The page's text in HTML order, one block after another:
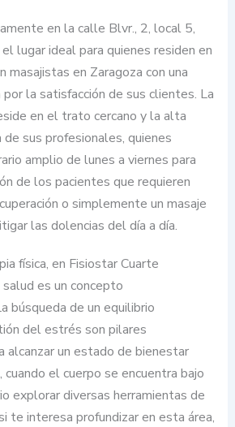
en la calle Blvr., 2, local 5,
lugar ideal para quienes residen en
masajistas en Zaragoza con una
la satisfacción de sus clientes. La
en el trato cercano y la alta
de sus profesionales, quienes
amplio de lunes a viernes para
de los pacientes que requieren
o simplemente un masaje
las dolencias del día a día.
física, en Fisiostar Cuarte
es un concepto
búsqueda de un equilibrio
del estrés son pilares
alcanzar un estado de bienestar
el cuerpo se encuentra bajo
explorar diversas herramientas de
te interesa profundizar en esta área,